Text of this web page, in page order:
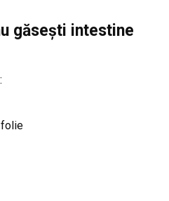
găsești intestine
folie